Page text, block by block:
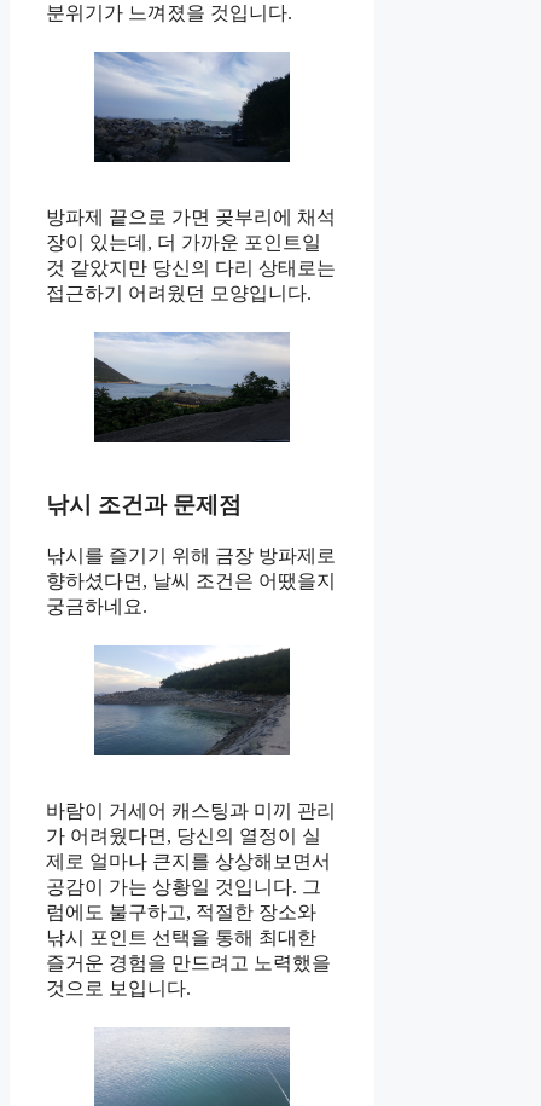
분위기가 느껴졌을 것입니다.
방파제 끝으로 가면 곶부리에 채석
장이 있는데, 더 가까운 포인트일
것 같았지만 당신의 다리 상태로는
접근하기 어려웠던 모양입니다.
낚시 조건과 문제점
낚시를 즐기기 위해 금장 방파제로
향하셨다면, 날씨 조건은 어땠을지
궁금하네요.
바람이 거세어 캐스팅과 미끼 관리
가 어려웠다면, 당신의 열정이 실
제로 얼마나 큰지를 상상해보면서
공감이 가는 상황일 것입니다. 그
럼에도 불구하고, 적절한 장소와
낚시 포인트 선택을 통해 최대한
즐거운 경험을 만드려고 노력했을
것으로 보입니다.